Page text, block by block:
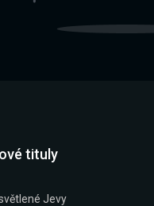
tituly
Jevy